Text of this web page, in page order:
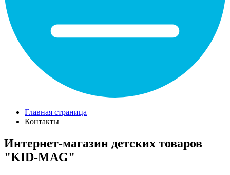
Главная страница
Контакты
Интернет-магазин детских товаров
"KID-MAG"